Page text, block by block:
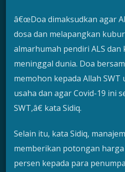
â€œDoa dimaksudkan agar
dosa dan melapangkan
almarhumah pendiri ALS dan
meninggal dunia. Doa
memohon kepada Allah
usaha dan agar Covid-19 ini
SWT,â€ kata Sidiq.
Selain itu, kata Sidiq,
memberikan potongan
persen kepada para